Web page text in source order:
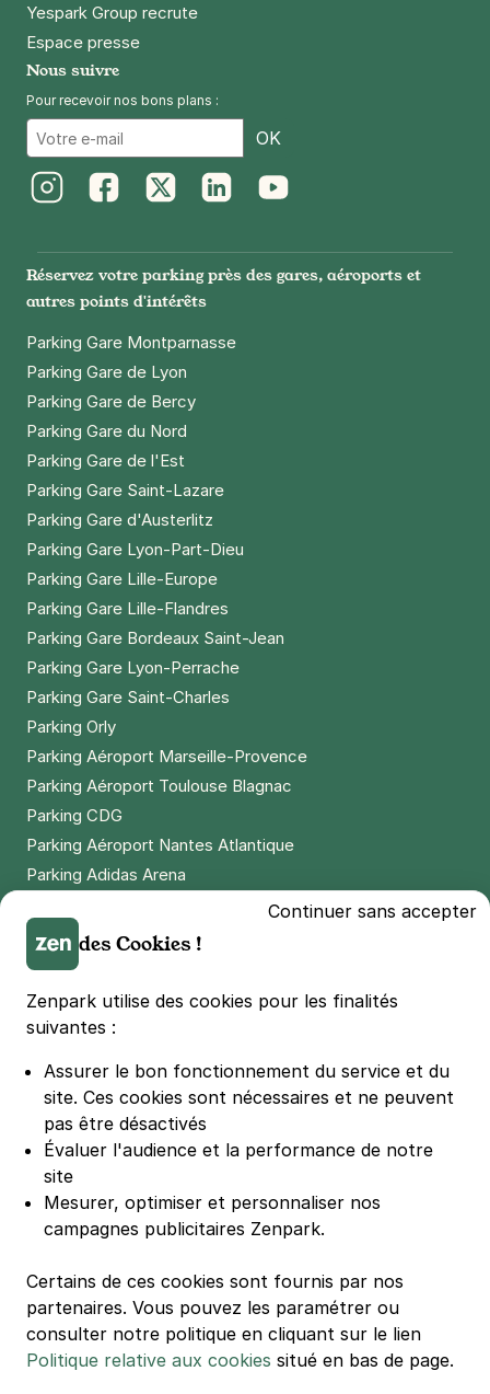
Yespark Group recrute
Espace presse
Nous suivre
Pour recevoir nos bons plans :
OK
Réservez votre parking près des gares, aéroports et
autres points d'intérêts
Parking Gare Montparnasse
Parking Gare de Lyon
Parking Gare de Bercy
Parking Gare du Nord
Parking Gare de l'Est
Parking Gare Saint-Lazare
Parking Gare d'Austerlitz
Parking Gare Lyon-Part-Dieu
Parking Gare Lille-Europe
Parking Gare Lille-Flandres
Parking Gare Bordeaux Saint-Jean
Parking Gare Lyon-Perrache
Parking Gare Saint-Charles
Parking Orly
Parking Aéroport Marseille-Provence
Parking Aéroport Toulouse Blagnac
Parking CDG
Parking Aéroport Nantes Atlantique
Parking Adidas Arena
Parking LDLC Arena
Parking Stade Pierre Mauroy
Parking Groupama Stadium
Parking Vélodrome
Parking Bercy
Parking La Défense Arena
Parking Les 4 temps
Parking Nation
Parking Porte de Versailles
Parking Lille Grand Palais
Parking Casino Barrière Lille
🌍 Passer de 130 à 110 km/h sur autoroute réduit votre
Continuer sans accepter
des Cookies !
Zenpark utilise des cookies pour les finalités
suivantes :
Assurer le bon fonctionnement du service et du
site. Ces cookies sont nécessaires et ne peuvent
pas être désactivés
Évaluer l'audience et la performance de notre
site
Mesurer, optimiser et personnaliser nos
campagnes publicitaires Zenpark.
Certains de ces cookies sont fournis par nos
partenaires. Vous pouvez les paramétrer ou
consulter notre politique en cliquant sur le lien
Politique relative aux cookies situé en bas de page.